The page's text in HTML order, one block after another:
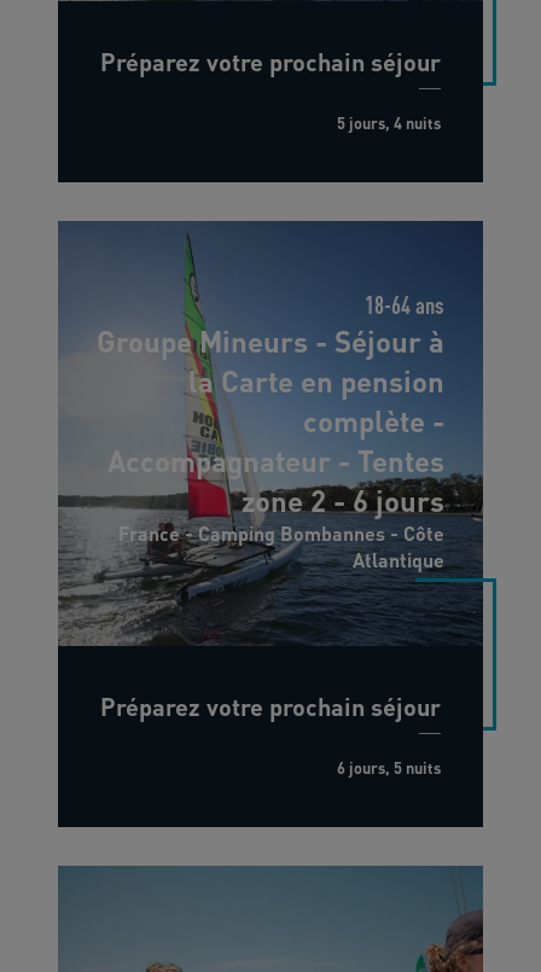
Préparez votre prochain séjour
5 jours, 4 nuits
18-64 ans
Groupe Mineurs - Séjour à
la Carte en pension
complète -
Accompagnateur - Tentes
zone 2 - 6 jours
France - Camping Bombannes - Côte
Atlantique
Préparez votre prochain séjour
6 jours, 5 nuits